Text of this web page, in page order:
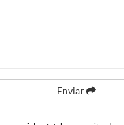
Enviar